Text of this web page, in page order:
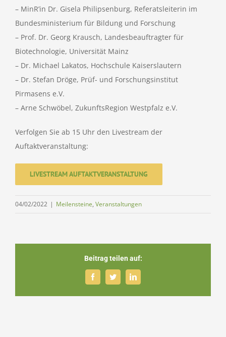
– MinR’in Dr. Gisela Philipsenburg, Referatsleiterin im
Bundesministerium für Bildung und Forschung
– Prof. Dr. Georg Krausch, Landesbeauftragter für
Biotechnologie, Universität Mainz
– Dr. Michael Lakatos, Hochschule Kaiserslautern
– Dr. Stefan Dröge, Prüf- und Forschungsinstitut
Pirmasens e.V.
– Arne Schwöbel, ZukunftsRegion Westpfalz e.V.
Verfolgen Sie ab 15 Uhr den Livestream der
Auftaktveranstaltung:
LIVESTREAM AUFTAKTVERANSTALTUNG
04/02/2022 | Meilensteine, Veranstaltungen
Beitrag teilen auf:
FacebookTwitterLinkedIn